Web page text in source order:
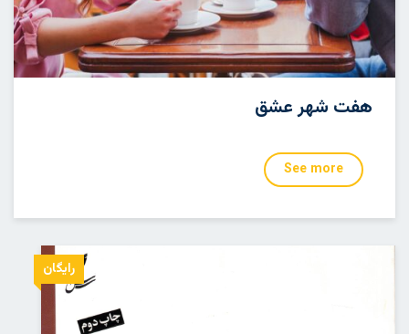
هفت شهر عشق
See more
رایگان